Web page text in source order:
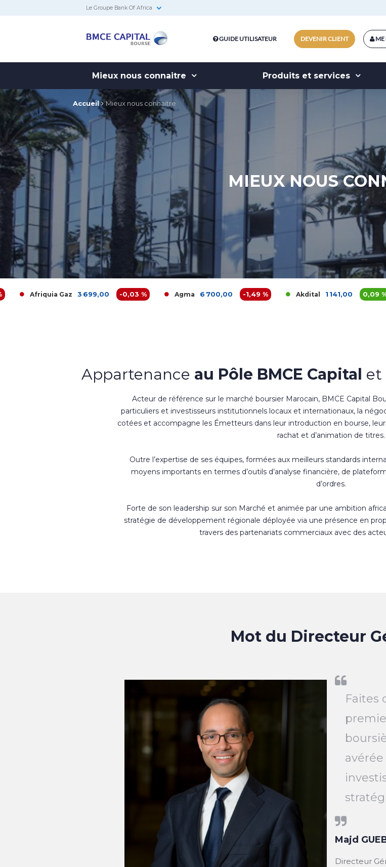
Le Groupe Bank Of Africa
Bourse
ME
DEVENIR CLIENT
GUIDE UTILISATEUR
Mieux nous connaitre Produits et services
Accueil Mieux nous connaitre
MIEUX NOUS
Gaz 3 699,00 -0,03 % Agma 6 700,00 -1,49 % Akdital 1 141,00 0,09 %
Appartenance au Pôle BMCE Capital et
Acteur de référence sur le marché boursier Marocain, BMCE Capital
particuliers et investisseurs institutionnels locaux et internationaux, la
cotées et accompagne les Émetteurs dans leur introduction en bourse,
rachat et d’animation de titres.
Outre l’expertise de ses équipes, formées aux meilleurs standards
moyens importants en termes d’outils d’analyse financière, de
d’ordres.
Forte de son leadership sur son Marché et animée par une ambition
stratégie de développement régionale déployée via une présence en
travers des partenariats commerciaux avec des
Mot du Directeur
Faites
Majd
Directeur